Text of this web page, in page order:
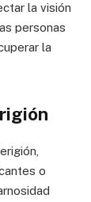
la visión
personas
la
o